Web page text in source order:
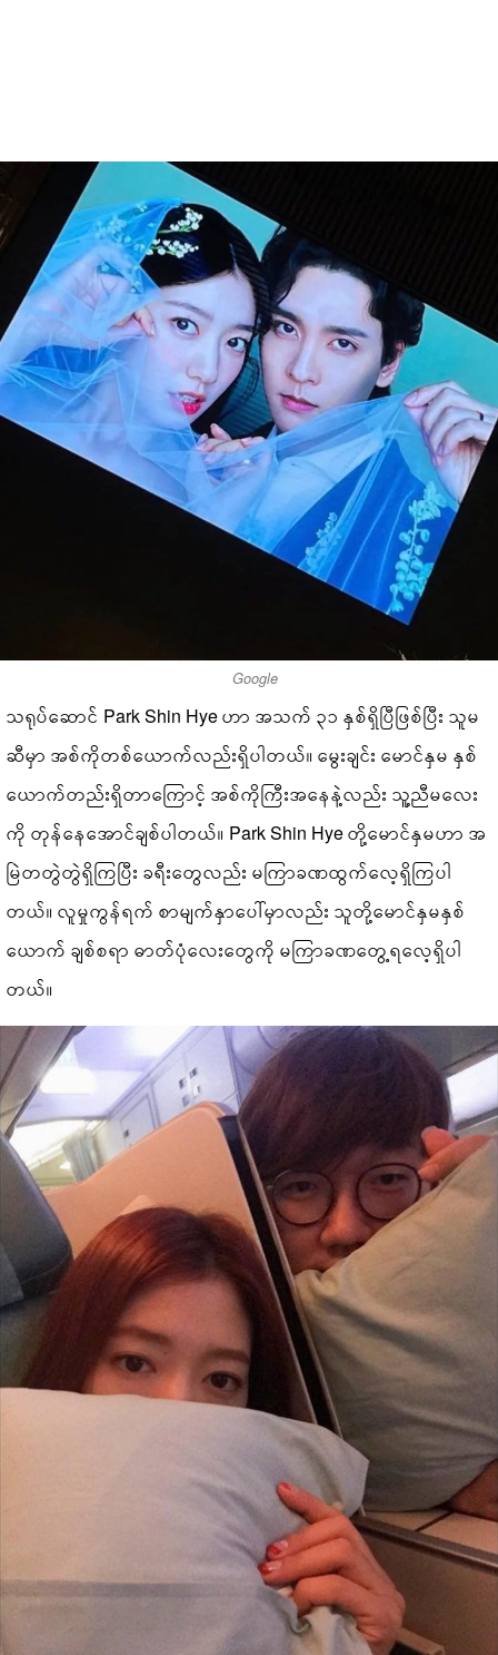
Google
သရုပ်ဆောင် Park Shin Hye ဟာ အသက် ၃၁ နှစ်ရှိပြီဖြစ်ပြီး သူမ
ဆီမှာ အစ်ကိုတစ်ယောက်လည်းရှိပါတယ်။ မွေးချင်း မောင်နှမ နှစ်
ယောက်တည်းရှိတာကြောင့် အစ်ကိုကြီးအနေနဲ့လည်း သူ့ညီမလေး
ကို တုန်နေအောင်ချစ်ပါတယ်။ Park Shin Hye တို့မောင်နှမဟာ အ
မြဲတတွဲတွဲရှိကြပြီး ခရီးတွေလည်း မကြာခဏထွက်လေ့ရှိကြပါ
တယ်။ လူမှုကွန်ရက် စာမျက်နှာပေါ်မှာလည်း သူတို့မောင်နှမနှစ်
ယောက် ချစ်စရာ ဓာတ်ပုံလေးတွေကို မကြာခဏတွေ့ရလေ့ရှိပါ
တယ်။